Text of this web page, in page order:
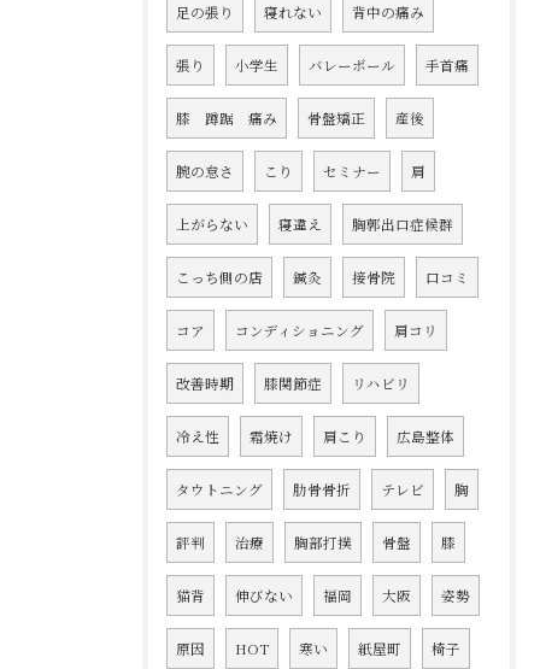
足の張り 寝れない 背中の痛み
張り 小学生 バレーボール 手首痛
膝 蹲踞 痛み 骨盤矯正 産後
腕の怠さ こり セミナー 肩
上がらない 寝違え 胸郭出口症候群
こっち側の店 鍼灸 接骨院 口コミ
コア コンディショニング 肩コリ
改善時期 膝関節症 リハビリ
冷え性 霜焼け 肩こり 広島整体
タウトニング 肋骨骨折 テレビ 胸
評判 治療 胸部打撲 骨盤 膝
猫背 伸びない 福岡 大阪 姿勢
原因 HOT 寒い 紙屋町 椅子